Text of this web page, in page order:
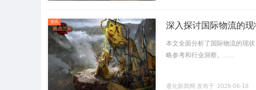
资讯 深入探讨国际物流的
本文全面分析了国际物流的现
略参考和行业洞察。......
遵化新闻网 发布于 2026-06-18